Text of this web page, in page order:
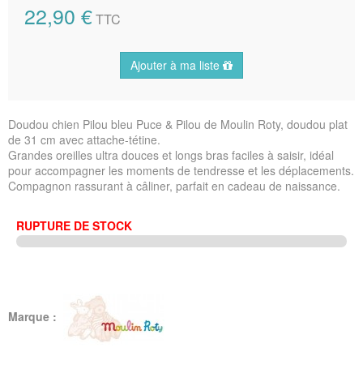
22,90 €TTC
Ajouter à ma liste
Doudou chien Pilou bleu Puce & Pilou de Moulin Roty, doudou plat
de 31 cm avec attache-tétine.
Grandes oreilles ultra douces et longs bras faciles à saisir, idéal
pour accompagner les moments de tendresse et les déplacements.
Compagnon rassurant à câliner, parfait en cadeau de naissance.
RUPTURE DE STOCK
Marque :